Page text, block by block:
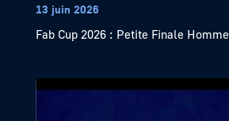
13 juin 2026
Fab Cup 2026 : Petite Finale Homme